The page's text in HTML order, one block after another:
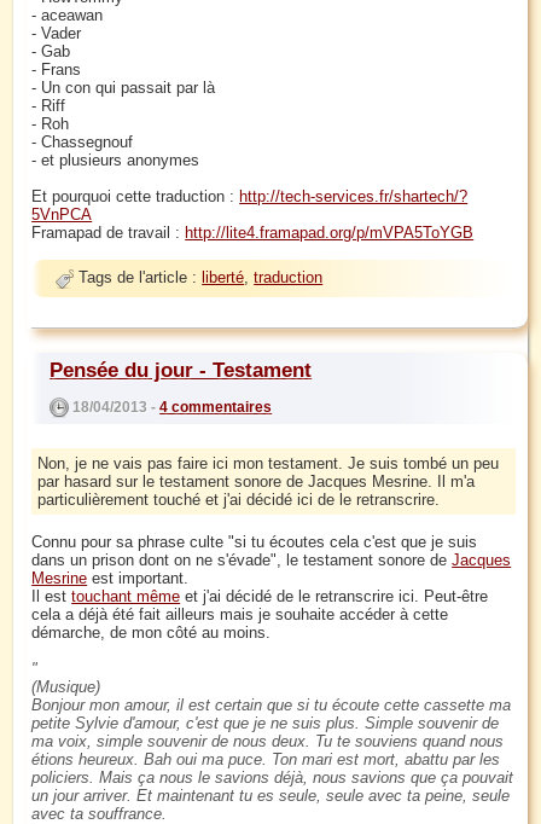
- aceawan
- Vader
- Gab
- Frans
- Un con qui passait par là
- Riff
- Roh
- Chassegnouf
- et plusieurs anonymes
Et pourquoi cette traduction : http://tech-services.fr/shartech/?
5VnPCA
Framapad de travail : http://lite4.framapad.org/p/mVPA5ToYGB
Tags de l'article : liberté,traduction
Pensée du jour - Testament
18/04/2013 -4 commentaires
Non, je ne vais pas faire ici mon testament. Je suis tombé un peu
par hasard sur le testament sonore de Jacques Mesrine. Il m'a
particulièrement touché et j'ai décidé ici de le retranscrire.
Connu pour sa phrase culte "si tu écoutes cela c'est que je suis
dans un prison dont on ne s'évade", le testament sonore deJacques
Mesrine est important.
Il esttouchant même et j'ai décidé de le retranscrire ici. Peut-être
cela a déjà été fait ailleurs mais je souhaite accéder à cette
démarche, de mon côté au moins.
(Musique)
Bonjour mon amour, il est certain que si tu écoute cette cassette ma
petite Sylvie d'amour, c'est que je ne suis plus. Simple souvenir de
ma voix, simple souvenir de nous deux. Tu te souviens quand nous
étions heureux. Bah oui ma puce. Ton mari est mort, abattu par les
policiers. Mais ça nous le savions déjà, nous savions que ça pouvait
un jour arriver. Et maintenant tu es seule, seule avec ta peine, seule
avec ta souffrance.